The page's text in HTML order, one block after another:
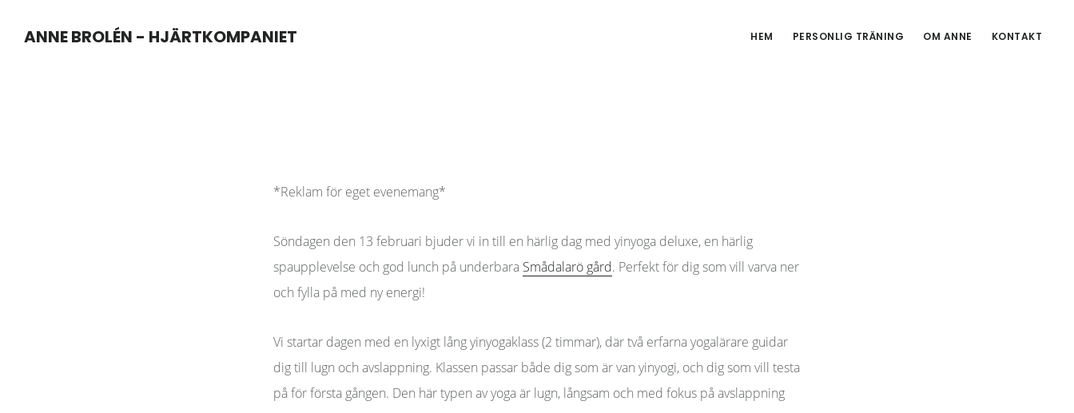
ANNE BROLÉN - HJÄRTKOMPANIET HEM PERSONLIG TRÄNING OM ANNE KONTAKT
*Reklam för eget evenemang*
Söndagen den 13 februari bjuder vi in till en härlig dag med yinyoga deluxe, en härlig
spaupplevelse och god lunch på underbara Smådalarö gård. Perfekt för dig som vill varva ner
och fylla på med ny energi!
Vi startar dagen med en lyxigt lång yinyogaklass (2 timmar), där två erfarna yogalärare guidar
dig till lugn och avslappning. Klassen passar både dig som är van yinyogi, och dig som vill testa
på för första gången. Den här typen av yoga är lugn, långsam och med fokus på avslappning